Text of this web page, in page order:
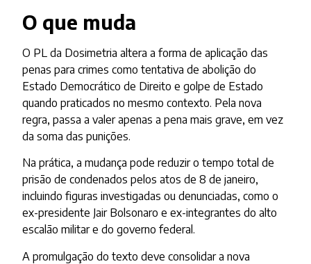
O que muda
O PL da Dosimetria altera a forma de aplicação das
penas para crimes como tentativa de abolição do
Estado Democrático de Direito e golpe de Estado
quando praticados no mesmo contexto. Pela nova
regra, passa a valer apenas a pena mais grave, em vez
da soma das punições.
Na prática, a mudança pode reduzir o tempo total de
prisão de condenados pelos atos de 8 de janeiro,
incluindo figuras investigadas ou denunciadas, como o
ex-presidente Jair Bolsonaro e ex-integrantes do alto
escalão militar e do governo federal.
A promulgação do texto deve consolidar a nova